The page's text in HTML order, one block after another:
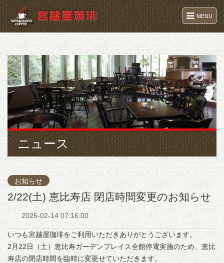
MENU
ニュース
お知らせ
2/22(土) 恵比寿店 閉店時間変更のお知らせ
2025-02-14 07:16:00
いつも宮越屋珈琲をご利用いただきありがとうございます。
2月22日（土）恵比寿ガーデンプレイス全館停電実施のため、恵比
寿店の閉店時間を臨時に変更せていただきます。